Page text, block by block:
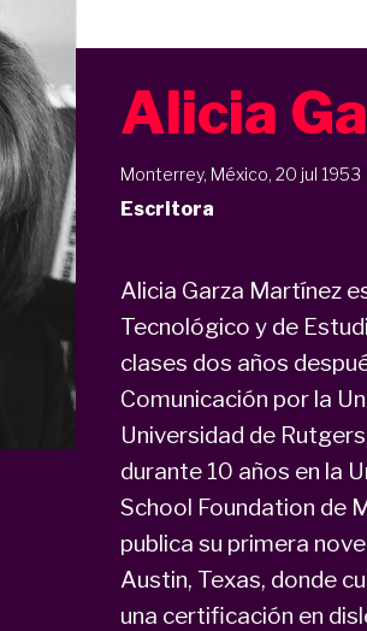
Alicia
Monterrey, México, 20 jul 1953
Escritora
Alicia Garza Martínez
Tecnológico y de
clases dos años
Comunicación por la
Universidad de
durante 10 años en la
School Foundation de
publica su primera
Austin, Texas, donde
una certificación en